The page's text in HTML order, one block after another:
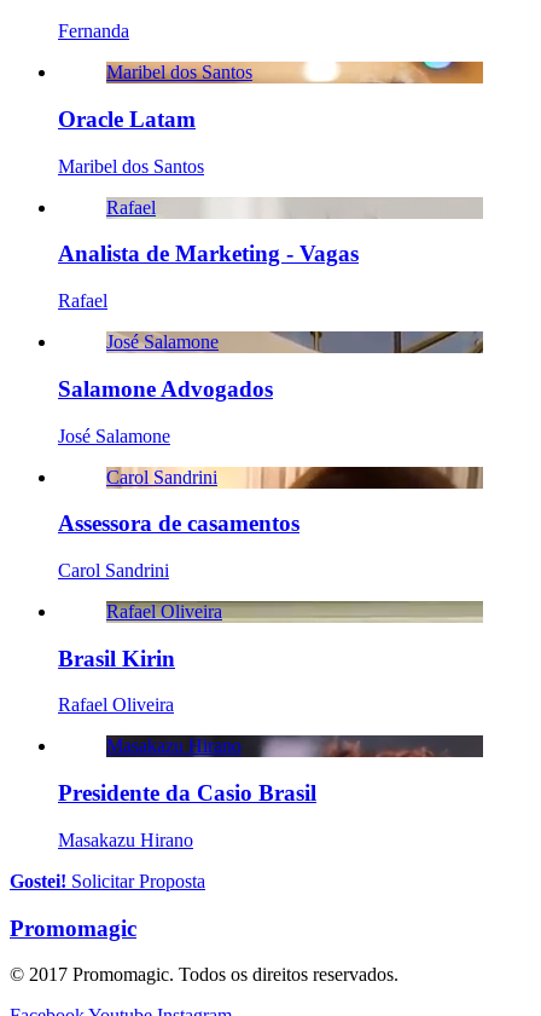
Fernanda
Maribel dos Santos
Oracle Latam
Maribel dos Santos
Rafael
Analista de Marketing - Vagas
Rafael
José Salamone
Salamone Advogados
José Salamone
Carol Sandrini
Assessora de casamentos
Carol Sandrini
Rafael Oliveira
Brasil Kirin
Rafael Oliveira
Masakazu Hirano
Presidente da Casio Brasil
Masakazu Hirano
Gostei! Solicitar Proposta
Promomagic
© 2017 Promomagic. Todos os direitos reservados.